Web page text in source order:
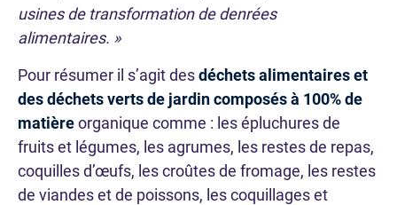
usines de transformation de denrées
alimentaires. »
Pour résumer il s’agit desdéchets alimentaires et
des déchets verts de jardin composés à 100% de
matièreorganique comme : les épluchures de
fruits et légumes, les agrumes, les restes de repas,
coquilles d’œufs, les croûtes de fromage, les restes
de viandes et de poissons, les coquillages et